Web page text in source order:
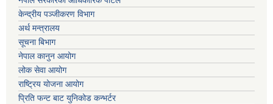
केन्द्रीय पञ्जीकरण विभाग
अर्थ मन्त्रालय
सूचना बिभाग
नेपाल कानुन आयोग
लोक सेवा आयोग
राष्ट्रिय योजना आयोग
प्रिति फन्ट बाट युनिकोड कन्भर्टर